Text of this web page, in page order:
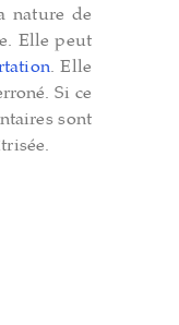
nature de
Elle peut
. Elle
Si ce
sont